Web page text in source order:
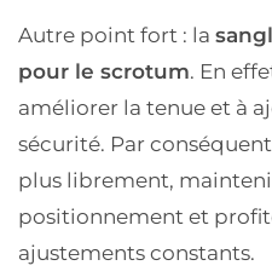
Autre point fort : la
pour le scrotum. En
améliorer la tenue et à
sécurité. Par
plus librement,
positionnement et
ajustements constants.